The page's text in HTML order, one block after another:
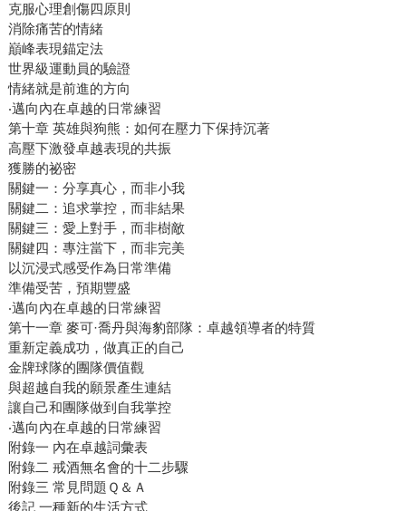
克服心理創傷四原則
消除痛苦的情緒
巔峰表現錨定法
世界級運動員的驗證
情緒就是前進的方向
‧邁向內在卓越的日常練習
第十章 英雄與狗熊：如何在壓力下保持沉著
高壓下激發卓越表現的共振
獲勝的祕密
關鍵一：分享真心，而非小我
關鍵二：追求掌控，而非結果
關鍵三：愛上對手，而非樹敵
關鍵四：專注當下，而非完美
以沉浸式感受作為日常準備
準備受苦，預期豐盛
‧邁向內在卓越的日常練習
第十一章 麥可·喬丹與海豹部隊：卓越領導者的特質
重新定義成功，做真正的自己
金牌球隊的團隊價值觀
與超越自我的願景產生連結
讓自己和團隊做到自我掌控
‧邁向內在卓越的日常練習
附錄一 內在卓越詞彙表
附錄二 戒酒無名會的十二步驟
附錄三 常見問題Ｑ＆Ａ
後記 一種新的生活方式